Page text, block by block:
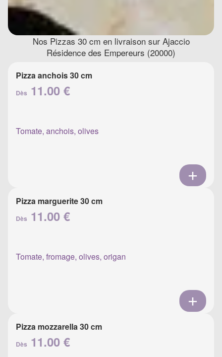
Nos Pizzas 30 cm en livraison sur Ajaccio
Résidence des Empereurs (20000)
Pizza anchois 30 cm
Dès 11.00 €
Tomate, anchois, olives
Pizza marguerite 30 cm
Dès 11.00 €
Tomate, fromage, olives, origan
Pizza mozzarella 30 cm
Dès 11.00 €